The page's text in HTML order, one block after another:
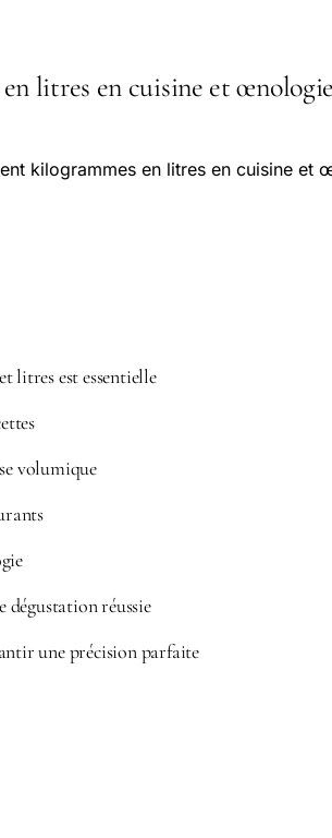
litres en cuisine et
kilogrammes en litres en cuisine et
litres est essentielle
volumique
dégustation réussie
une précision parfaite